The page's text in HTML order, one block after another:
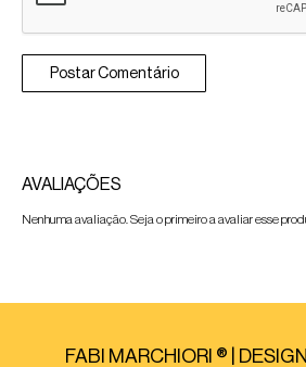
AVALIAÇÕES
Nenhuma avaliação. Seja o primeiro a avaliar esse
FABI MARCHIORI ® |